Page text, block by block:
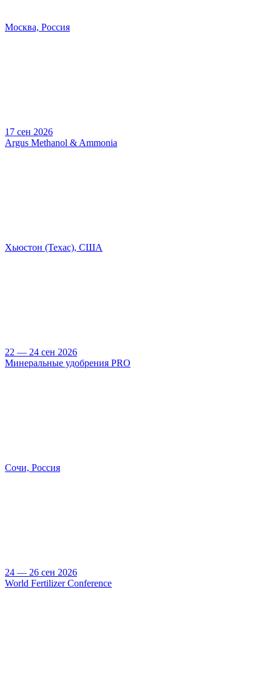
Москва, Россия
17 сен 2026
Argus Methanol & Ammonia
Хьюстон (Техас), США
22 — 24 сен 2026
Минеральные удобрения PRO
Сочи, Россия
24 — 26 сен 2026
World Fertilizer Conference